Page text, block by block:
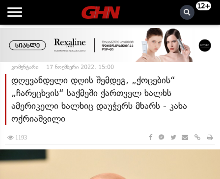
12+
კომენტარი 17 ნოემბერი 2022, 15:00
დღევანდელი დღის შემდეგ, „ქოცების“
„ჩარეცხვის“ საქმეში ქართველ ხალხს
ამერიკელი ხალხიც დაუჭერს მხარს - კახა
ოქრიაშვილი
1193